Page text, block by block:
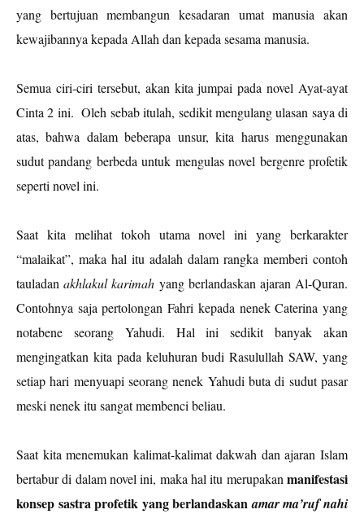
yang bertujuan membangun kesadaran umat manusia akan
kewajibannya kepada Allah dan kepada sesama manusia.
Semua ciri-ciri tersebut, akan kita jumpai pada novel Ayat-ayat
Cinta 2 ini. Oleh sebab itulah, sedikit mengulang ulasan saya di
atas, bahwa dalam beberapa unsur, kita harus menggunakan
sudut pandang berbeda untuk mengulas novel bergenre profetik
seperti novel ini.
Saat kita melihat tokoh utama novel ini yang berkarakter
“malaikat”, maka hal itu adalah dalam rangka memberi contoh
tauladanakhlakul karimah yang berlandaskan ajaran Al-Quran.
Contohnya saja pertolongan Fahri kepada nenek Caterina yang
notabene seorang Yahudi. Hal ini sedikit banyak akan
mengingatkan kita pada keluhuran budi Rasulullah SAW, yang
setiap hari menyuapi seorang nenek Yahudi buta di sudut pasar
meski nenek itu sangat membenci beliau.
Saat kita menemukan kalimat-kalimat dakwah dan ajaran Islam
bertabur di dalam novel ini, maka hal itu merupakanmanifestasi
konsep sastra profetik yang berlandaskanamar ma’ruf nahi